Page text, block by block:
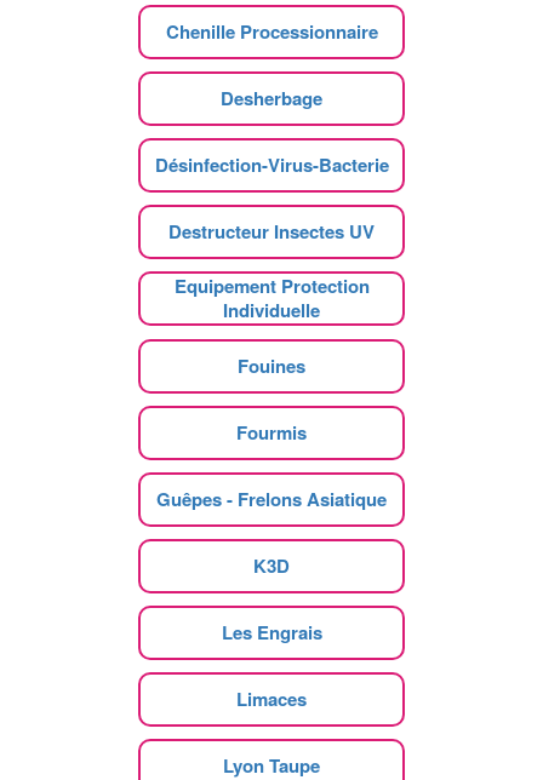
Chenille Processionnaire
Desherbage
Désinfection-Virus-Bacterie
Destructeur Insectes UV
Equipement Protection
Individuelle
Fouines
Fourmis
Guêpes - Frelons Asiatique
K3D
Les Engrais
Limaces
Lyon Taupe